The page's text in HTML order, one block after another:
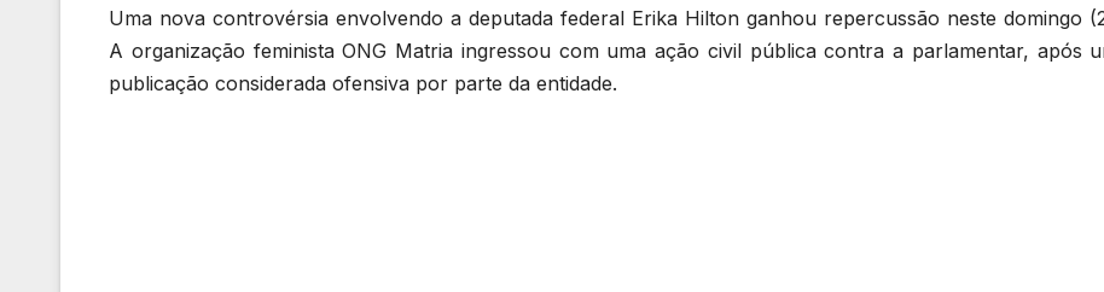
Uma nova controvérsia envolvendo a deputada federal Erika Hilton ganhou repercussão neste domingo
A organização feminista ONG Matria ingressou com uma ação civil pública contra a parlamentar, após
publicação considerada ofensiva por parte da entidade.